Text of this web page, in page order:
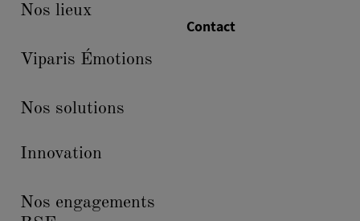
Nos lieux
Viparis Émotions
Nos solutions
Innovation
Nos engagements
Contact